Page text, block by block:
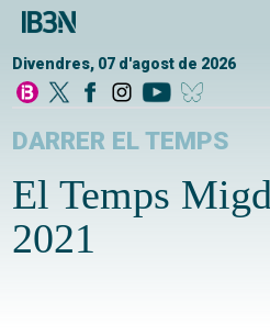
Divendres, 07 d'agost de 2026
DARRER EL TEMPS
El Temps
2021